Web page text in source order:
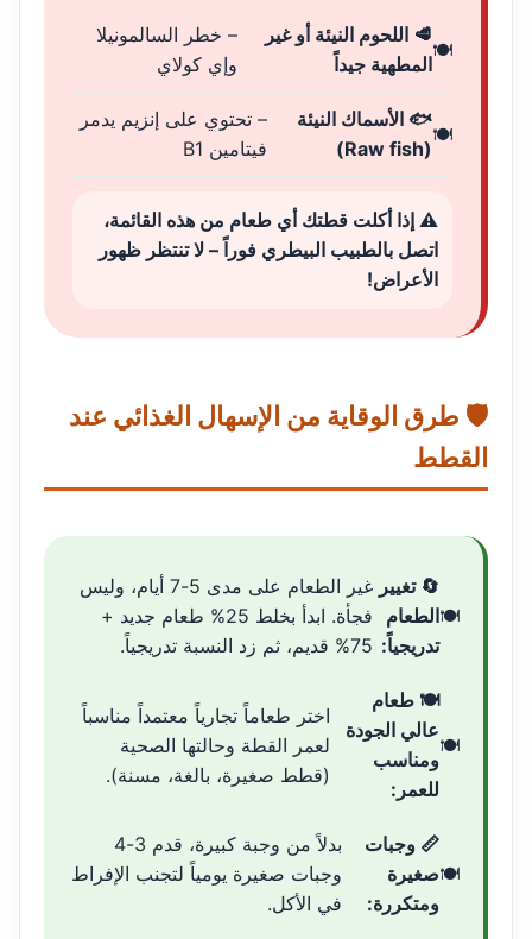
🥩 اللحوم النيئة أو غير
المطهية جيداً
– خطر السالمونيلا
وإي كولاي
🐟 الأسماك النيئة
(Raw fish)
– تحتوي على إنزيم يدمر
فيتامين B1
⚠️ إذا أكلت قطتك أي طعام من هذه القائمة،
اتصل بالطبيب البيطري فوراً – لا تنتظر ظهور
الأعراض!
🛡️ طرق الوقاية من الإسهال الغذائي عند
القطط
🔄 تغيير
الطعام
تدريجياً:
غير الطعام على مدى 5-7 أيام، وليس
فجأة. ابدأ بخلط 25% طعام جديد +
75% قديم، ثم زد النسبة تدريجياً.
🍽️ طعام
عالي الجودة
ومناسب
للعمر:
اختر طعاماً تجارياً معتمداً مناسباً
لعمر القطة وحالتها الصحية
(قطط صغيرة، بالغة، مسنة).
📏 وجبات
صغيرة
ومتكررة:
بدلاً من وجبة كبيرة، قدم 3-4
وجبات صغيرة يومياً لتجنب الإفراط
في الأكل.